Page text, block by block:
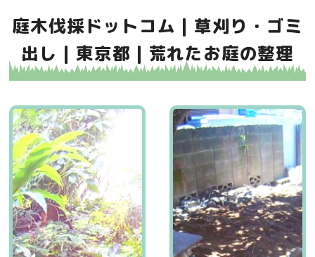
庭木伐採ドットコム | 草刈り・ゴミ
出し | 東京都 | 荒れたお庭の整理